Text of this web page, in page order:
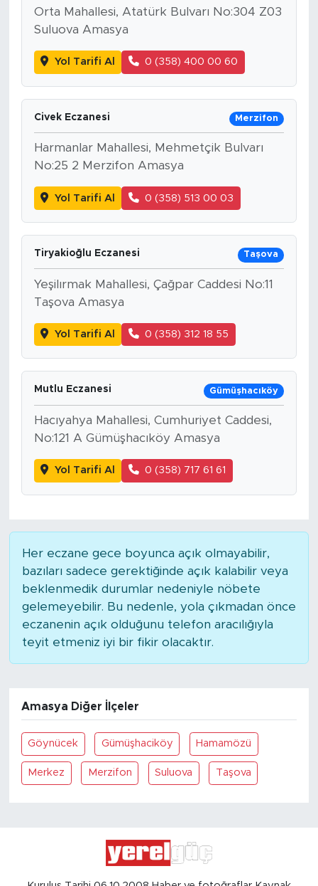
Orta Mahallesi, Atatürk Bulvarı No:304 Z03
Suluova Amasya
Yol Tarifi Al 0 (358) 400 00 60
Civek Eczanesi Merzifon
Harmanlar Mahallesi, Mehmetçik Bulvarı
No:25 2 Merzifon Amasya
Yol Tarifi Al 0 (358) 513 00 03
Tiryakioğlu Eczanesi Taşova
Yeşilırmak Mahallesi, Çağpar Caddesi No:11
Taşova Amasya
Yol Tarifi Al 0 (358) 312 18 55
Mutlu Eczanesi Gümüşhacıköy
Hacıyahya Mahallesi, Cumhuriyet Caddesi,
No:121 A Gümüşhacıköy Amasya
Yol Tarifi Al 0 (358) 717 61 61
Her eczane gece boyunca açık olmayabilir,
bazıları sadece gerektiğinde açık kalabilir veya
beklenmedik durumlar nedeniyle nöbete
gelemeyebilir. Bu nedenle, yola çıkmadan önce
eczanenin açık olduğunu telefon aracılığıyla
teyit etmeniz iyi bir fikir olacaktır.
Amasya Diğer İlçeler
Göynücek Gümüşhaciköy Hamamözü
Merkez Merzifon Suluova Taşova